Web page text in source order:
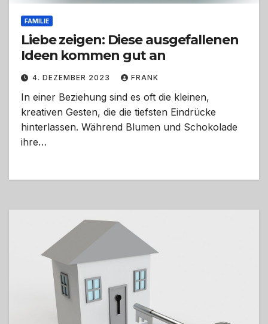
FAMILIE
Liebe zeigen: Diese ausgefallenen
Ideen kommen gut an
4. DEZEMBER 2023 FRANK
In einer Beziehung sind es oft die kleinen,
kreativen Gesten, die die tiefsten Eindrücke
hinterlassen. Während Blumen und Schokolade
ihre…